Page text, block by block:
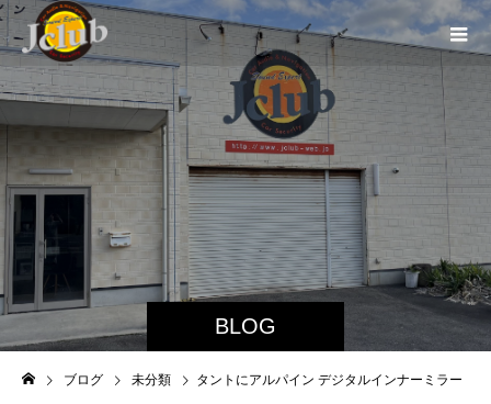
BLOG
ブログ 未分類 タントにアルパイン デジタルインナーミラー